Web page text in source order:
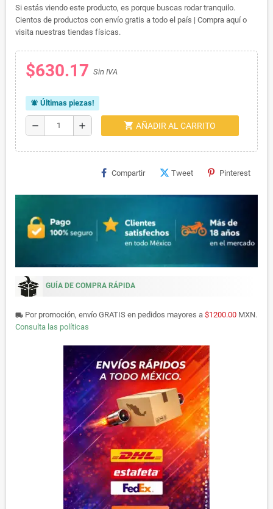
Si estás viendo este producto, es porque buscas rodar tranquilo.
Cientos de productos con envío gratis a todo el país | Compra aquí o
visita nuestras tiendas físicas.
$630.17 Sin IVA
notifications_active Últimas piezas!
remove add shopping_cart AÑADIR AL CARRITO
Compartir Tweet Pinterest
GUÍA DE COMPRA RÁPIDA
local_shipping Por promoción, envío GRATIS en pedidos mayores a $1200.00 MXN.
Consulta las políticas